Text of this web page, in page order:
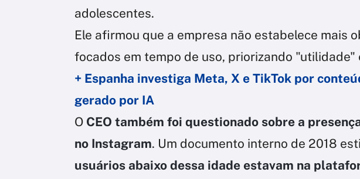
adolescentes.
Ele afirmou que a empresa não estabelece mais
focados em tempo de uso, priorizando "utilidade"
+ Espanha investiga Meta, X e TikTok por
gerado por IA
O CEO também foi questionado sobre a
no Instagram. Um documento interno de 2018
usuários abaixo dessa idade estavam na